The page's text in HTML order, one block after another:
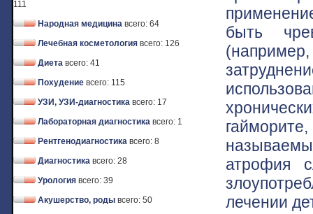
111
Народная медицина всего: 64
Лечебная косметология всего: 126
Диета всего: 41
Похудение всего: 115
УЗИ, УЗИ-диагностика всего: 17
Лабораторная диагностика всего: 1
Рентгенодиагностика всего: 8
Диагностика всего: 28
Урология всего: 39
Акушерство, роды всего: 50
быть
атрофия
лечении